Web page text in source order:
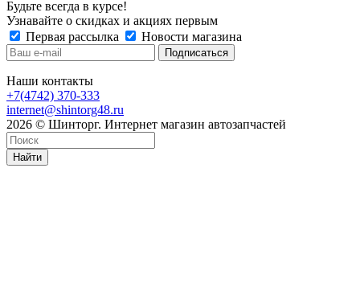
Будьте всегда в курсе!
Узнавайте о скидках и акциях первым
Первая рассылка
Новости магазина
Наши контакты
+7(4742) 370-333
internet@shintorg48.ru
2026 © Шинторг. Интернет магазин автозапчастей
Найти